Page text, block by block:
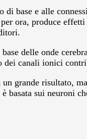
base e alle
ora, produce
delle onde
canali ionici
un grande risultato,
basata sui neuroni